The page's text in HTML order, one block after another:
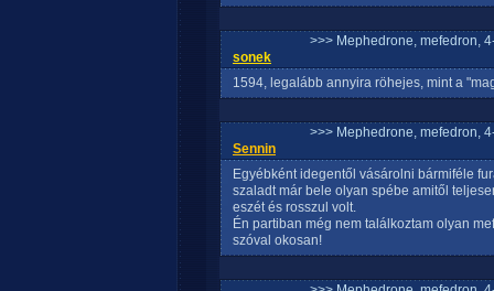
>>> Mephedrone, mefedron,
sonek
1594, legalább annyira röhejes, mint a
>>> Mephedrone, mefedron,
Sennin
Egyébként idegentől vásárolni bármiféle
szaladt már bele olyan spébe amitől
eszét és rosszul volt.
Én partiban még nem találkoztam olyan
szóval okosan!